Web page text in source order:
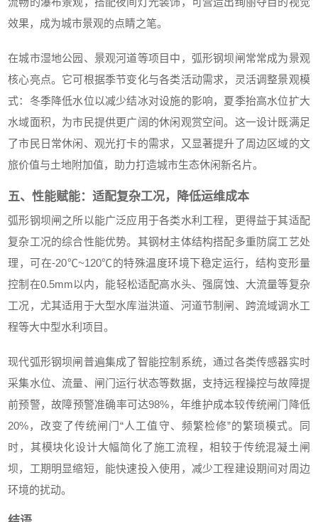
效果，成为城市景观的点睛之笔。
在城市湿地公园、景观河道等项目中，弧形钢坝闸常常成为景观
核心亮点。它可根据季节变化与各类活动需求，灵活调整景观模
式：冬季降低水位以减少结冰对设施的影响，夏季抬高水位扩大
水域面积，为市民提供更广阔的休闲观赏空间。这一设计既满足
了市民日常休闲、观光打卡的需求，又显著提升了周边区域的文
旅价值与土地附加值，助力打造城市生态休闲新名片。
五、性能赋能：适配复杂工况，降低运维成本
弧形钢坝闸之所以能广泛应用于各类水利工程，更得益于其适配
复杂工况的综合性能优势。其钢材主体结构搭配多重防腐工艺处
理，可在-20℃~120℃的特殊温度环境下稳定运行，结构变形量
控制在0.5mm以内，能轻松适配高水头、强腐蚀、大流量等复杂
工况，尤其适用于大型水库溢洪道、河道节制闸、跨流域调水工
程等大中型水利项目。
现代弧形钢坝闸普遍集成了智能控制系统，通过各类传感器实时
采集水位、流量、闸门运行状态等数据，支持远程操控与故障提
前预警，故障预警准确率可达98%，年维护成本较传统闸门降低
20%，改变了传统闸门“人工值守、频繁检修”的繁琐模式。同
时，其模块化设计大幅简化了施工流程，相较于传统混凝土闸
坝，工期明显缩短，能快速投入使用，减少工程建设期间对周边
环境的扰动。